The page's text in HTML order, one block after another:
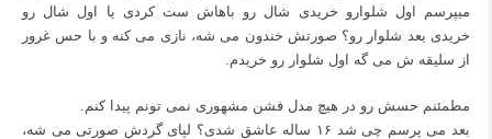
می‎پرسم اول شلوارو خریدی شال رو باهاش ست کردی یا اول شال رو
خریدی بعد شلوار رو؟ صورتش خندون می شه، نازی می کنه و با حس غرور
از سلیقه ش می گه اول شلوار رو خریدم.
مطمئنم حسش رو در هیچ مدل فشن مشهوری نمی تونم پیدا کنم.
بعد می پرسم چی شد ۱۶ ساله عاشق شدی؟ لپای گردش صورتی می شه،